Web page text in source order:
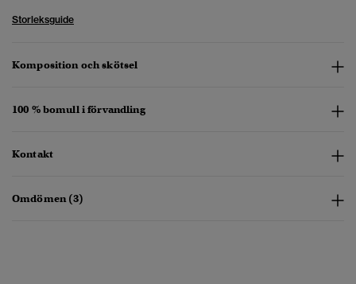
Storleksguide
Komposition och skötsel
100 % bomull i förvandling
Kontakt
Omdömen (3)